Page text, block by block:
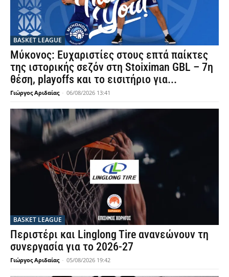
BASKET LEAGUE
Μύκονος: Ευχαριστίες στους επτά παίκτες
της ιστορικής σεζόν στη Stoiximan GBL – 7η
θέση, playoffs και το εισιτήριο για...
Γιώργος Αριδαίας - 06/08/2026 13:41
BASKET LEAGUE
Περιστέρι και Linglong Tire ανανεώνουν τη
συνεργασία για το 2026-27
Γιώργος Αριδαίας - 05/08/2026 19:42